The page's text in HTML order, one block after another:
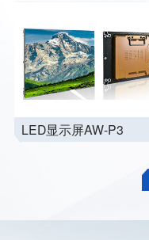
LED显示屏AW-P3